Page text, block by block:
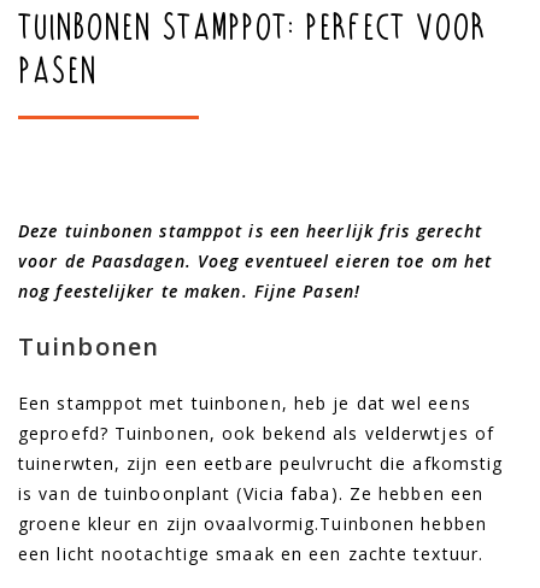
Tuinbonen stamppot: perfect voor
Pasen
Deze tuinbonen stamppot is een heerlijk fris gerecht
voor de Paasdagen. Voeg eventueel eieren toe om het
nog feestelijker te maken. Fijne Pasen!
Tuinbonen
Een stamppot met tuinbonen, heb je dat wel eens
geproefd? Tuinbonen, ook bekend als velderwtjes of
tuinerwten, zijn een eetbare peulvrucht die afkomstig
is van de tuinboonplant (Vicia faba). Ze hebben een
groene kleur en zijn ovaalvormig.Tuinbonen hebben
een licht nootachtige smaak en een zachte textuur.